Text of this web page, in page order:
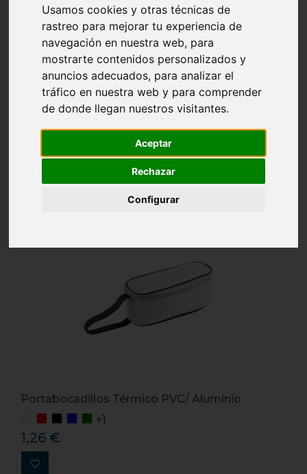
Usamos cookies y otras técnicas de
rastreo para mejorar tu experiencia de
navegación en nuestra web, para
mostrarte contenidos personalizados y
anuncios adecuados, para analizar el
tráfico en nuestra web y para comprender
de donde llegan nuestros visitantes.
Aceptar
Rechazar
Configurar
Inicio OCIO Y AIRE LIBRE
Senderismo y
Acampada
SENDERISMO Y ACAMPADA
Relevancia  Filtrar
Mostrando 1-24 de 74 artículo(s)
Portabocadillos Térmico PVC/ Aluminio
+1
1,26 €